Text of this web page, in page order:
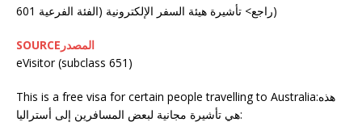
راجع> تأشيرة هيئة السفر الإلكترونية (الفئة الفرعية 601)
SOURCEالمصدر
eVisitor (subclass 651)
This is a free visa for certain people travelling to Australia:هذه
هي تأشيرة مجانية لبعض المسافرين إلى أستراليا: